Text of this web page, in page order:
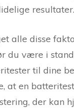
resultater.
alle disse
du være i
til dine
at en
der kan